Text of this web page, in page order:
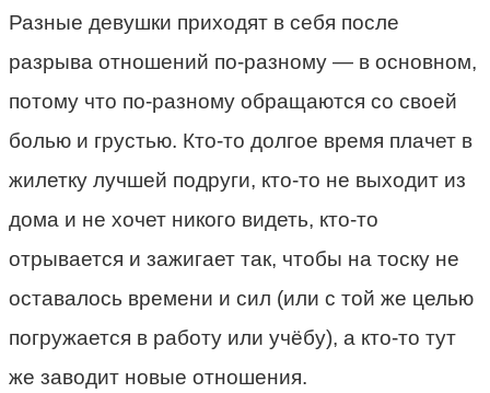
Разные девушки приходят в себя после
разрыва отношений по-разному — в основном,
потому что по-разному обращаются со своей
болью и грустью. Кто-то долгое время плачет в
жилетку лучшей подруги, кто-то не выходит из
дома и не хочет никого видеть, кто-то
отрывается и зажигает так, чтобы на тоску не
оставалось времени и сил (или с той же целью
погружается в работу или учёбу), а кто-то тут
же заводит новые отношения.